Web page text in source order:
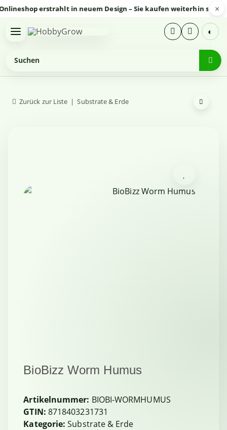
erstrahlt in neuem Design – Sie kaufen weiterhin sicher ×
◐
Zurück zur Liste Substrate & Erde
BioBizz Worm Humus
Artikelnummer: BIOBI-WORMHUMUS
GTIN: 8718403231731
Kategorie:Substrate & Erde